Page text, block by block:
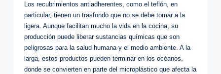
Los recubrimientos antiadherentes, como el teflón, en
particular, tienen un trasfondo que no se debe tomar a la
ligera. Aunque facilitan mucho la vida en la cocina, su
producción puede liberar sustancias químicas que son
peligrosas para la salud humana y el medio ambiente. A la
larga, estos productos pueden terminar en los océanos,
donde se convierten en parte del microplástico que afecta la